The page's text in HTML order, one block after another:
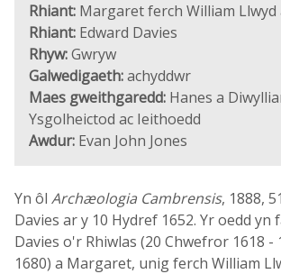
Rhiant: Margaret ferch William Llwyd
Rhiant: Edward Davies
Rhyw:Gwryw
Galwedigaeth:achyddwr
Maes gweithgaredd: Hanes a
Ysgolheictod ac Ieithoedd
Awdur: Evan John Jones
Yn ôl Archæologia Cambrensis, 1888,
Davies ar y 10 Hydref 1652. Yr oedd yn
Davies o'r Rhiwlas (20 Chwefror 1618 -
1680) a Margaret, unig ferch William